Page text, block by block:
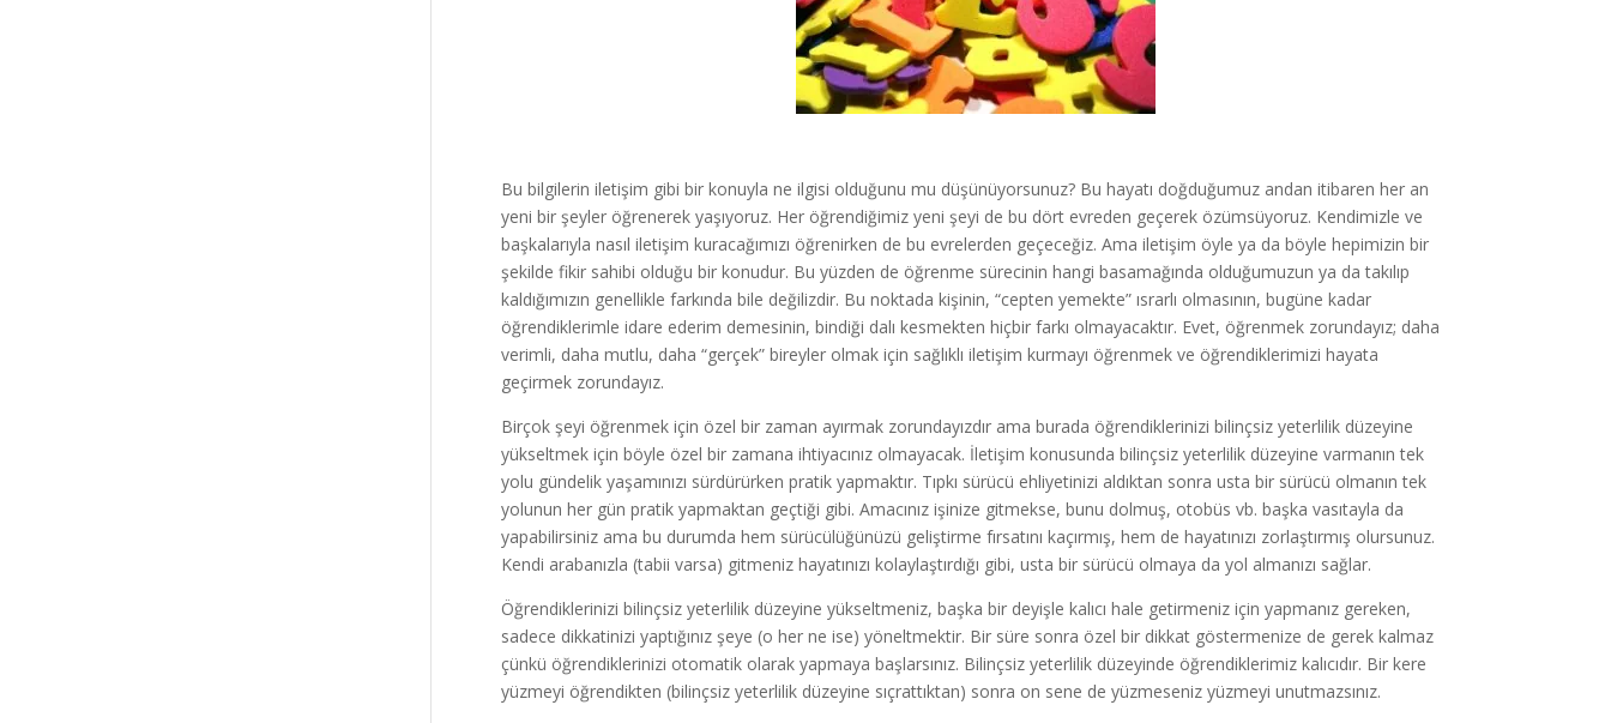
Bu bilgilerin iletişim gibi bir konuyla ne ilgisi olduğunu mu düşünüyorsunuz? Bu hayatı doğduğumuz andan itibaren her an
yeni bir şeyler öğrenerek yaşıyoruz. Her öğrendiğimiz yeni şeyi de bu dört evreden geçerek özümsüyoruz. Kendimizle ve
başkalarıyla nasıl iletişim kuracağımızı öğrenirken de bu evrelerden geçeceğiz. Ama iletişim öyle ya da böyle hepimizin bir
şekilde fikir sahibi olduğu bir konudur. Bu yüzden de öğrenme sürecinin hangi basamağında olduğumuzun ya da takılıp
kaldığımızın genellikle farkında bile değilizdir. Bu noktada kişinin, “cepten yemekte” ısrarlı olmasının, bugüne kadar
öğrendiklerimle idare ederim demesinin, bindiği dalı kesmekten hiçbir farkı olmayacaktır. Evet, öğrenmek zorundayız; daha
verimli, daha mutlu, daha “gerçek” bireyler olmak için sağlıklı iletişim kurmayı öğrenmek ve öğrendiklerimizi hayata
geçirmek zorundayız.
Birçok şeyi öğrenmek için özel bir zaman ayırmak zorundayızdır ama burada öğrendiklerinizi bilinçsiz yeterlilik düzeyine
yükseltmek için böyle özel bir zamana ihtiyacınız olmayacak. İletişim konusunda bilinçsiz yeterlilik düzeyine varmanın tek
yolu gündelik yaşamınızı sürdürürken pratik yapmaktır. Tıpkı sürücü ehliyetinizi aldıktan sonra usta bir sürücü olmanın tek
yolunun her gün pratik yapmaktan geçtiği gibi. Amacınız işinize gitmekse, bunu dolmuş, otobüs vb. başka vasıtayla da
yapabilirsiniz ama bu durumda hem sürücülüğünüzü geliştirme fırsatını kaçırmış, hem de hayatınızı zorlaştırmış olursunuz.
Kendi arabanızla (tabii varsa) gitmeniz hayatınızı kolaylaştırdığı gibi, usta bir sürücü olmaya da yol almanızı sağlar.
Öğrendiklerinizi bilinçsiz yeterlilik düzeyine yükseltmeniz, başka bir deyişle kalıcı hale getirmeniz için yapmanız gereken,
sadece dikkatinizi yaptığınız şeye (o her ne ise) yöneltmektir. Bir süre sonra özel bir dikkat göstermenize de gerek kalmaz
çünkü öğrendiklerinizi otomatik olarak yapmaya başlarsınız. Bilinçsiz yeterlilik düzeyinde öğrendiklerimiz kalıcıdır. Bir kere
yüzmeyi öğrendikten (bilinçsiz yeterlilik düzeyine sıçrattıktan) sonra on sene de yüzmeseniz yüzmeyi unutmazsınız.